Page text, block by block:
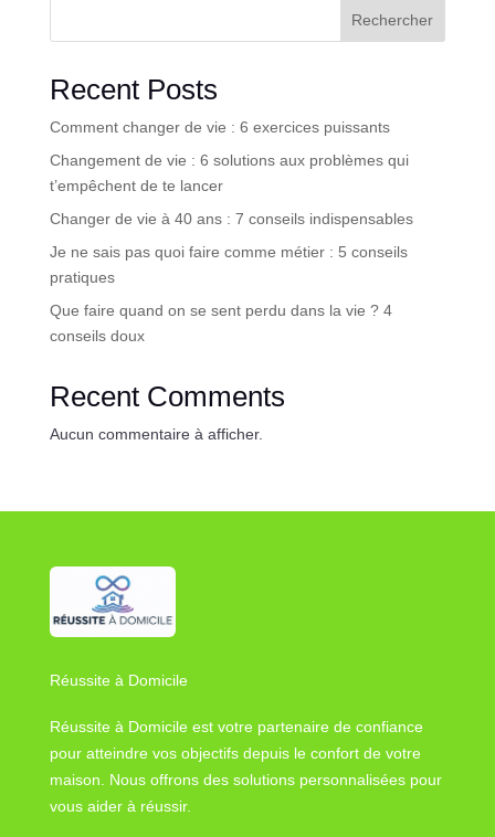
Rechercher
Recent Posts
Comment changer de vie : 6 exercices puissants
Changement de vie : 6 solutions aux problèmes qui
t’empêchent de te lancer
Changer de vie à 40 ans : 7 conseils indispensables
Je ne sais pas quoi faire comme métier : 5 conseils
pratiques
Que faire quand on se sent perdu dans la vie ? 4
conseils doux
Recent Comments
Aucun commentaire à afficher.
Réussite à Domicile
Réussite à Domicile est votre partenaire de confiance
pour atteindre vos objectifs depuis le confort de votre
maison. Nous offrons des solutions personnalisées pour
vous aider à réussir.